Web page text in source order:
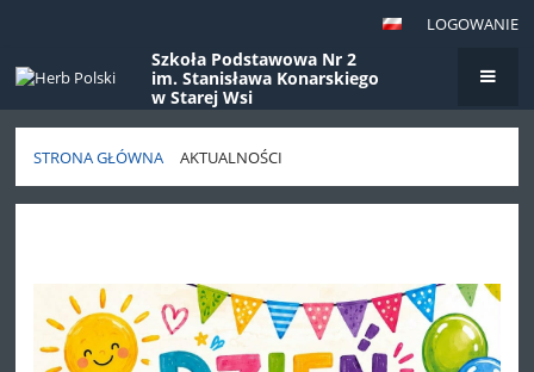
LOGOWANIE
Szkoła Podstawowa Nr 2
im. Stanisława Konarskiego
w Starej Wsi
STRONA GŁÓWNA AKTUALNOŚCI